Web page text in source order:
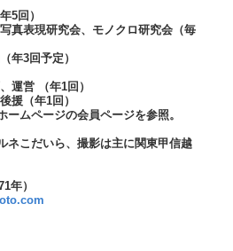
5回）
真表現研究会、モノクロ研究会（毎
年3回予定）
運営 （年1回）
援（年1回）
ムページの会員ページを参照。
ネこだいら、撮影は主に関東甲信越
年）